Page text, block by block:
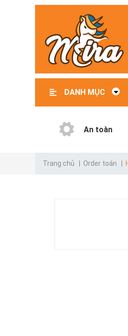
DANH MỤC
An toàn
Trang chủ Order toán